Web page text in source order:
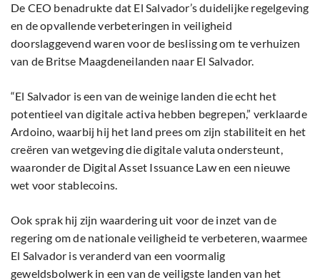
De CEO benadrukte dat El Salvador’s duidelijke regelgeving
en de opvallende verbeteringen in veiligheid
doorslaggevend waren voor de beslissing om te verhuizen
van de Britse Maagdeneilanden naar El Salvador.
“El Salvador is een van de weinige landen die echt het
potentieel van digitale activa hebben begrepen,” verklaarde
Ardoino, waarbij hij het land prees om zijn stabiliteit en het
creëren van wetgeving die digitale valuta ondersteunt,
waaronder de Digital Asset Issuance Law en een nieuwe
wet voor stablecoins.
Ook sprak hij zijn waardering uit voor de inzet van de
regering om de nationale veiligheid te verbeteren, waarmee
El Salvador is veranderd van een voormalig
geweldsbolwerk in een van de veiligste landen van het